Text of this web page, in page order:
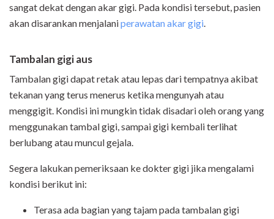
sangat dekat dengan akar gigi. Pada kondisi tersebut, pasien
akan disarankan menjalaniperawatan akar gigi.
Tambalan gigi aus
Tambalan gigi dapat retak atau lepas dari tempatnya akibat
tekanan yang terus menerus ketika mengunyah atau
menggigit. Kondisi ini mungkin tidak disadari oleh orang yang
menggunakan tambal gigi, sampai gigi kembali terlihat
berlubang atau muncul gejala.
Segera lakukan pemeriksaan ke dokter gigi jika mengalami
kondisi berikut ini:
Terasa ada bagian yang tajam pada tambalan gigi